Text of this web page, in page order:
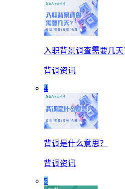
入职背景调查需要几天
背调资讯
4
背调是什么意思？
背调资讯
5